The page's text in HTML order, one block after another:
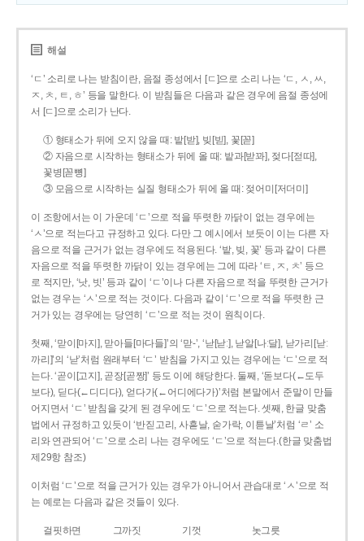
해설
‘ㄷ’ 소리로 나는 받침이란, 음절 종성에서 [ㄷ]으로 소리 나는 ‘ㄷ, ㅅ, ㅆ,
ㅈ, ㅊ, ㅌ, ㅎ’ 등을 말한다. 이 받침들은 다음과 같은 경우에 음절 종성에
서 [ㄷ]으로 소리가 난다.
① 형태소가 뒤에 오지 않을 때: 밭[받], 빚[빋], 꽃[꼳]
② 자음으로 시작하는 형태소가 뒤에 올 때: 밭과[받꽈], 젖다[젇따],
꽃병[꼳뼝]
③ 모음으로 시작하는 실질 형태소가 뒤에 올 때: 젖어미[저더미]
이 조항에서는 이 가운데 ‘ㄷ’으로 적을 뚜렷한 까닭이 없는 경우에는
‘ㅅ’으로 적는다고 규정하고 있다. 다만 그 예시에서 보듯이 이는 다른 자
음으로 적을 근거가 없는 경우에도 적용된다. ‘밭, 빚, 꽃’ 등과 같이 다른
자음으로 적을 뚜렷한 까닭이 있는 경우에는 그에 따라 ‘ㅌ, ㅈ, ㅊ’ 등으
로 적지만, ‘낫, 빗’ 등과 같이 ‘ㄷ’이나 다른 자음으로 적을 뚜렷한 근거가
없는 경우는 ‘ㅅ’으로 적는 것이다. 다음과 같이 ‘ㄷ’으로 적을 뚜렷한 근
거가 있는 경우에는 당연히 ‘ㄷ’으로 적는 것이 원칙이다.
첫째, ‘맏이[마지], 맏아들[마다들]’의 ‘맏-’, ‘낟[낟ː], 낟알[나ː달], 낟가리[낟ː
까리]’의 ‘낟’처럼 원래부터 ‘ㄷ’ 받침을 가지고 있는 경우에는 ‘ㄷ’으로 적
는다. ‘곧이[고지], 곧장[곧짱]’ 등도 이에 해당한다. 둘째, ‘돋보다(←도두
보다), 딛다(←디디다), 얻다가(←어디에다가)’처럼 본말에서 준말이 만들
어지면서 ‘ㄷ’ 받침을 갖게 된 경우에도 ‘ㄷ’으로 적는다. 셋째, 한글 맞춤
법에서 규정하고 있듯이 ‘반짇고리, 사흗날, 숟가락, 이튿날’처럼 ‘ㄹ’ 소
리와 연관되어 ‘ㄷ’으로 소리 나는 경우에도 ‘ㄷ’으로 적는다.(한글 맞춤법
제29항 참조)
이처럼 ‘ㄷ’으로 적을 근거가 있는 경우가 아니어서 관습대로 ‘ㅅ’으로 적
는 예로는 다음과 같은 것들이 있다.
걸핏하면 그까짓 기껏
놋그릇